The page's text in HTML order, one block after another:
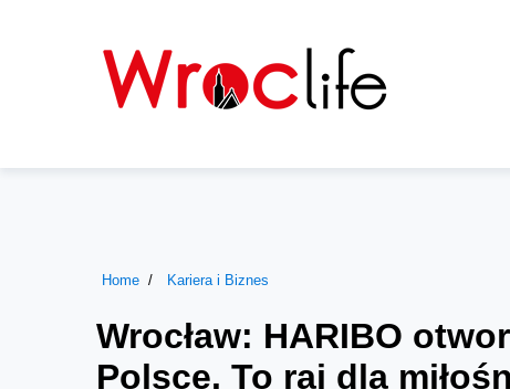
Home Kariera i Biznes
Wrocław: HARIBO
Polsce. To raj dla